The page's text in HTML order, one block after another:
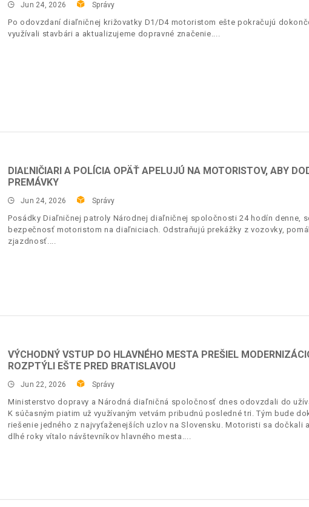
Jun 24, 2026 Správy
Po odovzdaní diaľničnej križovatky D1/D4 motoristom ešte pokračujú
využívali stavbári a aktualizujeme dopravné značenie.
DIAĽNIČIARI A POLÍCIA OPÄŤ APELUJÚ NA MOTORISTOV, ABY
PREMÁVKY
Jun 24, 2026 Správy
Posádky Diaľničnej patroly Národnej diaľničnej spoločnosti 24 hodín denne,
bezpečnosť motoristom na diaľniciach. Odstraňujú prekážky z vozovky,
zjazdnosť.
VÝCHODNÝ VSTUP DO HLAVNÉHO MESTA PREŠIEL
ROZPTÝLI EŠTE PRED BRATISLAVOU
Jun 22, 2026 Správy
Ministerstvo dopravy a Národná diaľničná spoločnosť dnes odovzdali do
K súčasným piatim už využívaným vetvám pribudnú posledné tri. Tým bude
riešenie jedného z najvyťaženejších uzlov na Slovensku. Motoristi sa dočkali
dlhé roky vítalo návštevníkov hlavného mesta.